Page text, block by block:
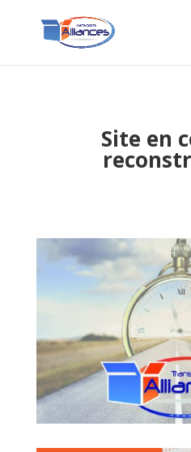
Site en